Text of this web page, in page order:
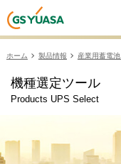
ホーム 製品情報 産業用蓄電
機種選定ツール
Products UPS Select